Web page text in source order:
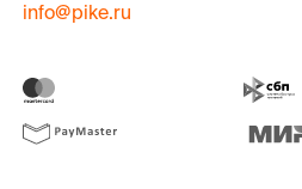
info@pike.ru